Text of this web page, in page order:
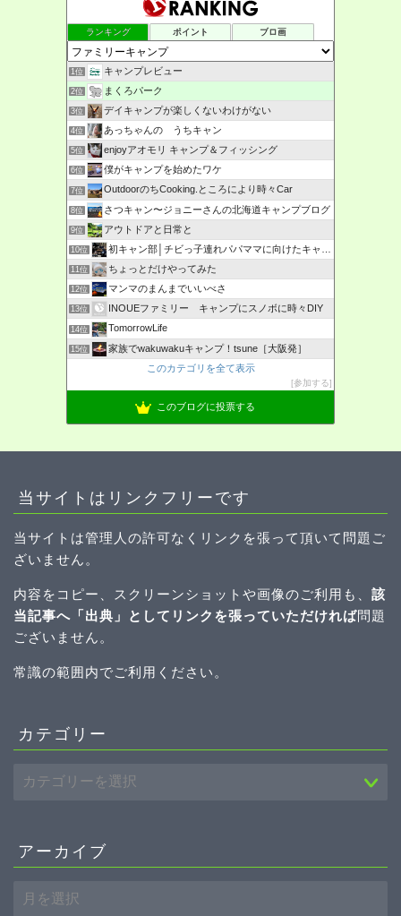
ランキング ポイント ブロ画
1位 キャンプレビュー
2位 まくろパーク
3位 デイキャンプが楽しくないわけがない
4位 あっちゃんの うちキャン
5位 enjoyアオモリ キャンプ＆フィッシング
6位 僕がキャンプを始めたワケ
7位 OutdoorのちCooking.ところにより時々Car
8位 さつキャン〜ジョニーさんの北海道キャンプブログ
9位 アウトドアと日常と
10位 初キャン部│チビっ子連れパパママに向けたキャンプ情報の発信
11位 ちょっとだけやってみた
12位 マンマのまんまでいいべさ
13位 INOUEファミリー キャンプにスノボに時々DIY
14位 TomorrowLife
15位
家族でwakuwakuキャンプ！tsune［大阪発］
このカテゴリを全て表示
参加する
このブログに投票する
当サイトはリンクフリーです
当サイトは管理人の許可なくリンクを張って頂いて問題ご
ざいません。
内容をコピー、スクリーンショットや画像のご利用も、 該
当記事へ「出典」としてリンクを張っていただければ問題
ございません。
常識の範囲内でご利用ください。
カテゴリー
アーカイブ
ホーム